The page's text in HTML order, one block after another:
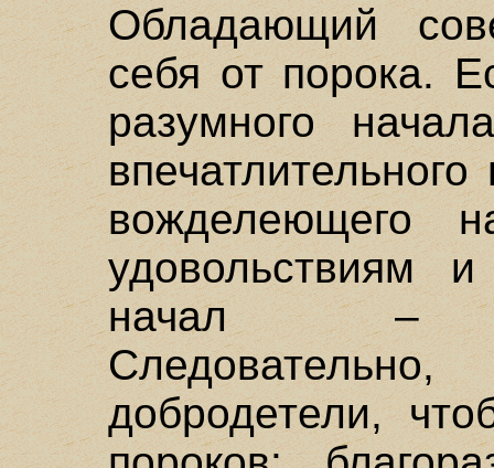
Обладающий
себя от порока.
разумного
вожделеющего
удовольствиям
начал –
добродетели,